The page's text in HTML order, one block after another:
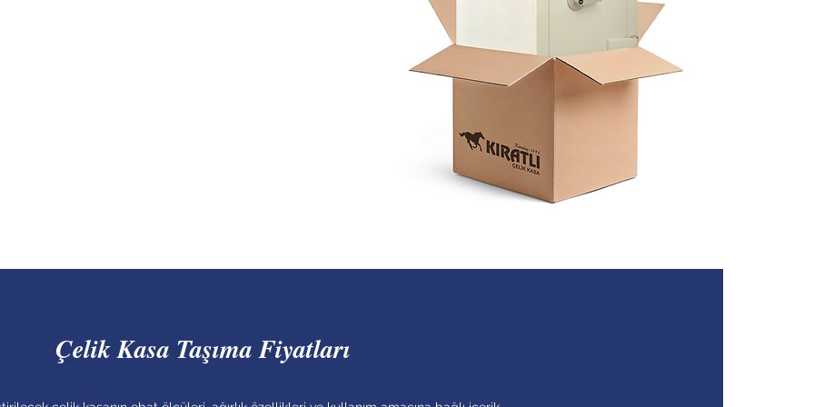
Çelik Kasa Taşıma Fiyatları